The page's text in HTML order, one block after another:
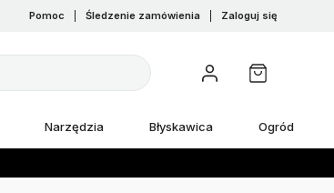
Pomoc Śledzenie zamówienia Zaloguj się
Narzędzia Błyskawica Ogród